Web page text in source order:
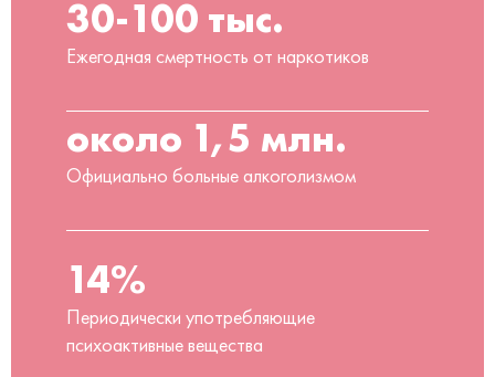
30-100 тыс.
Ежегодная смертность от наркотиков
около 1,5 млн.
Официально больные алкоголизмом
14%
Периодически употребляющие
психоактивные вещества